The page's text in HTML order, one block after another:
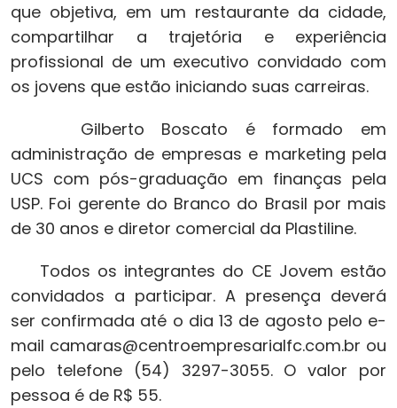
que objetiva, em um restaurante da cidade,
compartilhar a trajetória e experiência
profissional de um executivo convidado com
os jovens que estão iniciando suas carreiras.
Gilberto Boscato é formado em
administração de empresas e marketing pela
UCS com pós-graduação em finanças pela
USP. Foi gerente do Branco do Brasil por mais
de 30 anos e diretor comercial da Plastiline.
Todos os integrantes do CE Jovem estão
convidados a participar. A presença deverá
ser confirmada até o dia 13 de agosto pelo e-
mail camaras@centroempresarialfc.com.br ou
pelo telefone (54) 3297-3055. O valor por
pessoa é de R$ 55.